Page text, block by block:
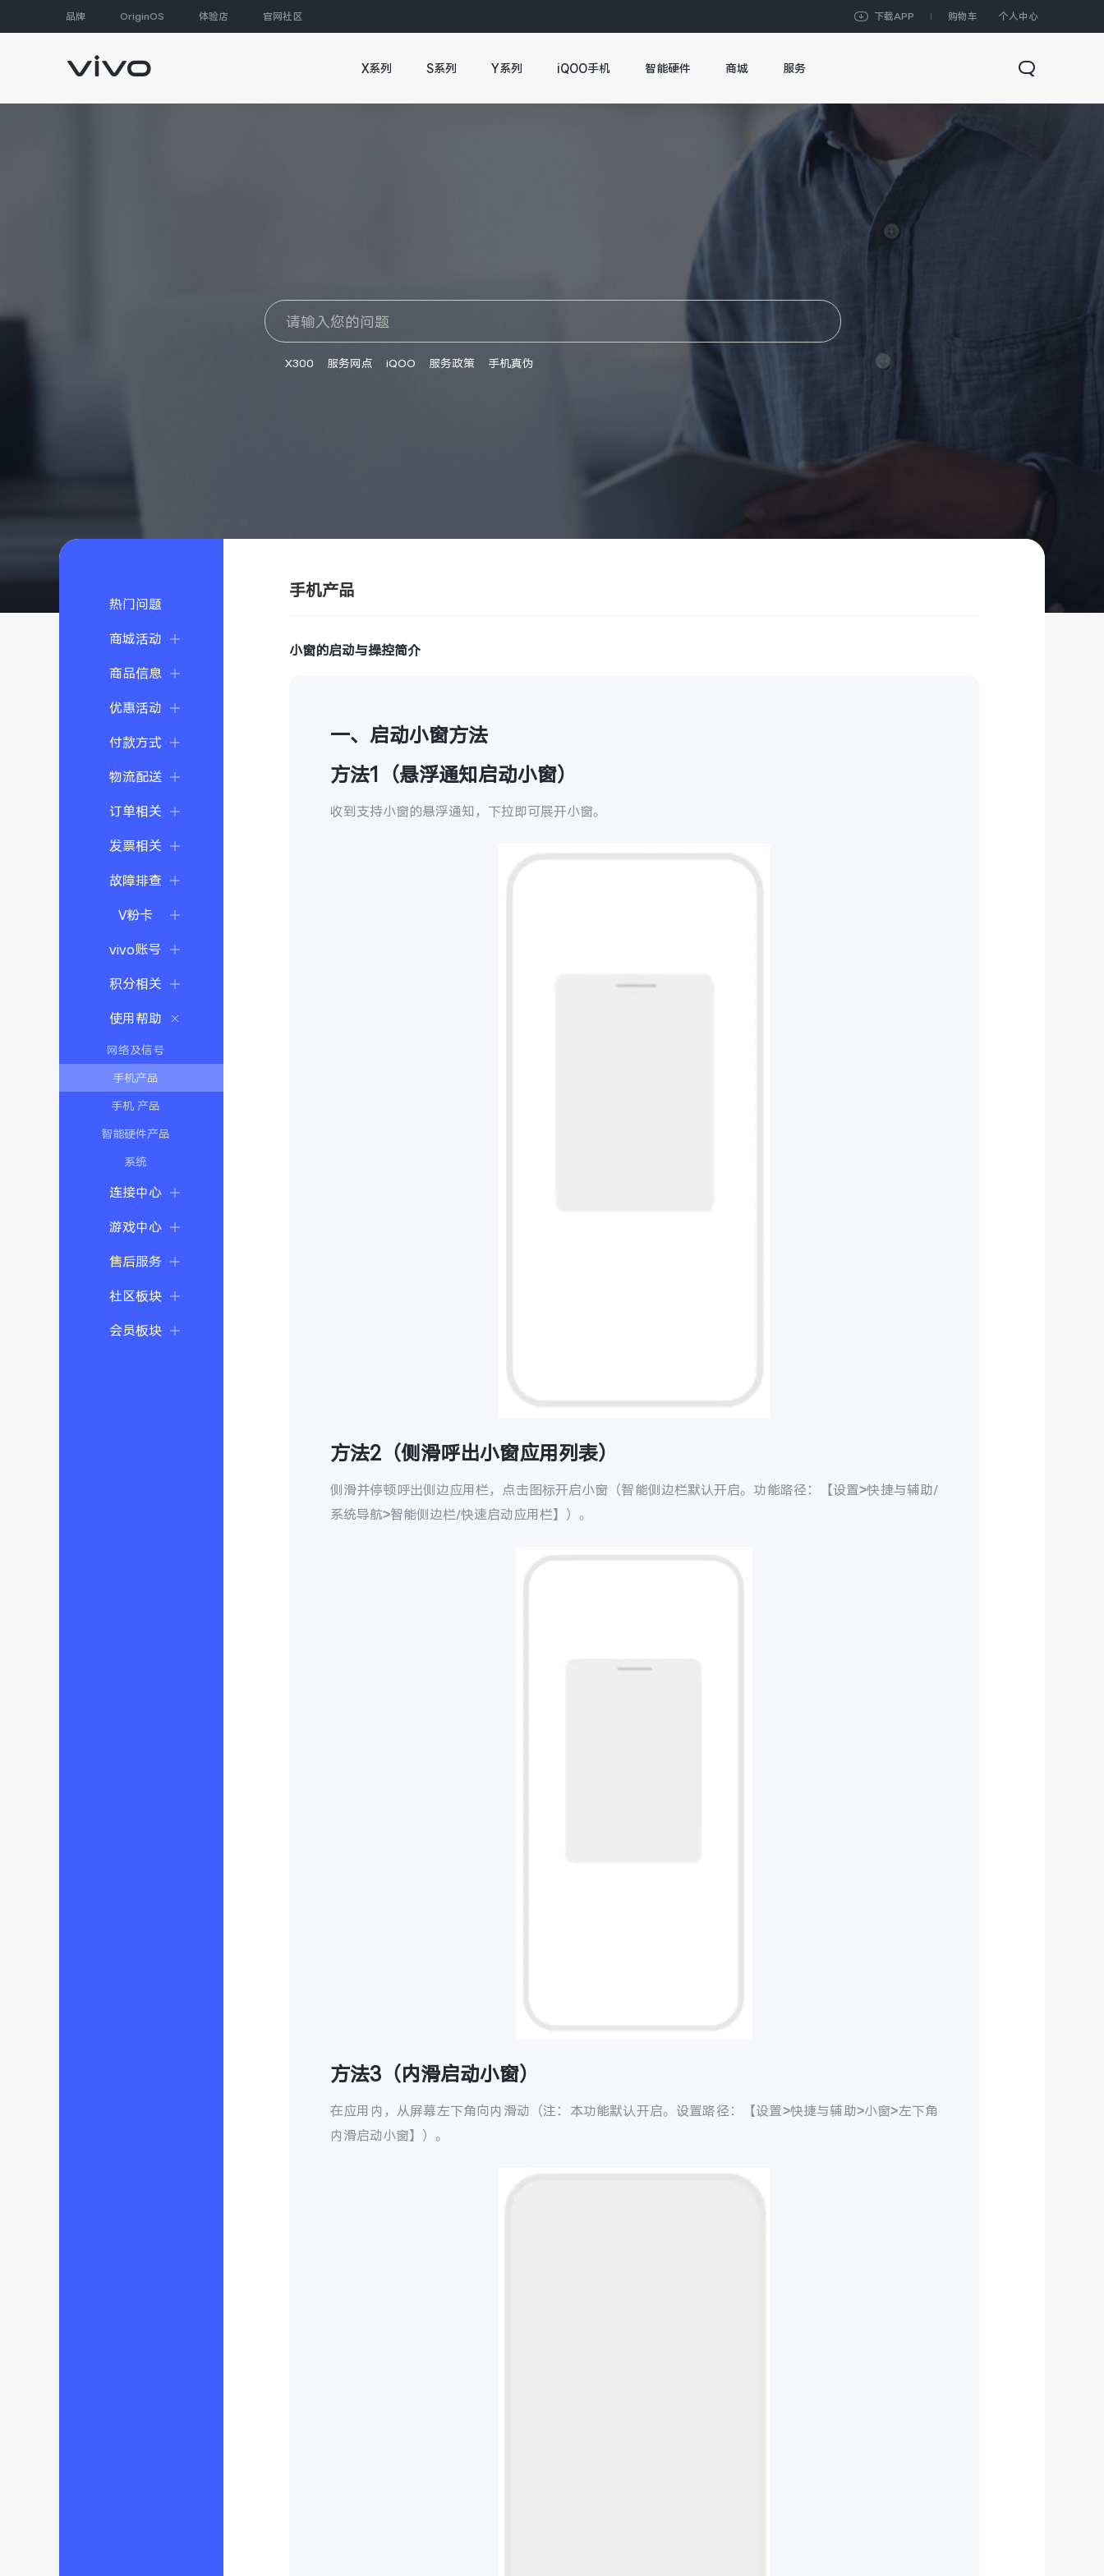
品牌 OriginOS 体验店 官网社区 下载APP 购物车 个人中心
X系列 S系列 Y系列 iQOO手机 智能硬件 商城 服务
X300 服务网点 iQOO 服务政策 手机真伪
热门问题
商城活动
商品信息
优惠活动
付款方式
物流配送
订单相关
发票相关
故障排查
V粉卡
vivo账号
积分相关
使用帮助
网络及信号
手机产品
手机 产品
智能硬件产品
系统
连接中心
游戏中心
售后服务
社区板块
会员板块
手机产品
小窗的启动与操控简介
一、启动小窗方法
方法1（悬浮通知启动小窗）
收到支持小窗的悬浮通知，下拉即可展开小窗。
方法2（侧滑呼出小窗应用列表）
侧滑并停顿呼出侧边应用栏，点击图标开启小窗（智能侧边栏默认开启。功能路径：【设置>快捷与辅助/
系统导航>智能侧边栏/快速启动应用栏】）。
方法3（内滑启动小窗）
在应用内，从屏幕左下角向内滑动（注：本功能默认开启。设置路径：【设置>快捷与辅助>小窗>左下角
内滑启动小窗】）。